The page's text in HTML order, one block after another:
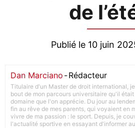
de
Publié le 10 juin
Dan Marciano -Rédacteur
Titulaire d'un Master de droit international,
bout de mon parcours universitaire qu'il
domaine que l'on apprécie. Du jour au
fin au rêve de mes parents, qui voyaient en
vivre de ma passion : le sport. Depuis, je
l'actualité sportive en essayant d'informer